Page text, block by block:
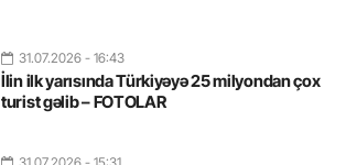
31.07.2026 - 16:43
İlin ilk yarısında Türkiyəyə 25 milyondan çox
turist gəlib – FOTOLAR